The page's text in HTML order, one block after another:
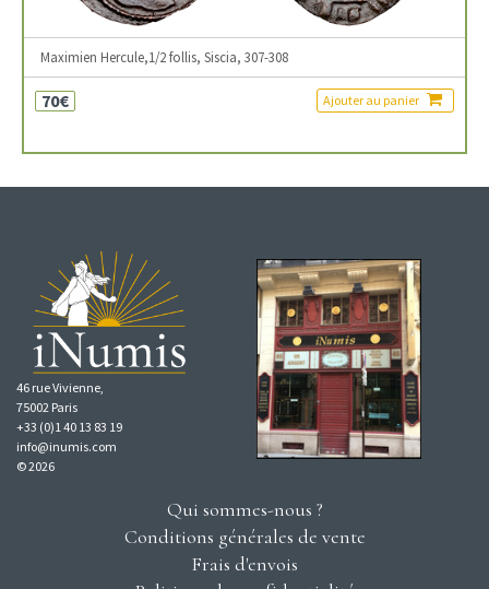
Maximien Hercule,1/2 follis, Siscia, 307-308
70€ Ajouter au panier
46 rue Vivienne,
75002 Paris
+33 (0)1 40 13 83 19
info@inumis.com
© 2026
Qui sommes-nous ?
Conditions générales de vente
Frais d'envois